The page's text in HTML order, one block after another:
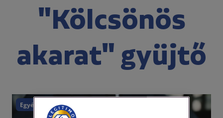
"Kölcsönös
akarat" gyüjtő
Egyéb